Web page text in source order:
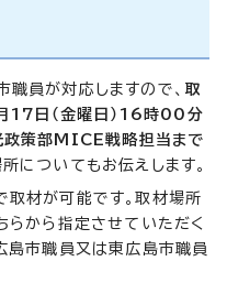
員が対応しますので、 取
17日（金曜日）16時00分
政策部MICE戦略担当まで
についてもお伝えします。
取材が可能です。取材場所
らから指定させていただく
島市職員又は東広島市職員